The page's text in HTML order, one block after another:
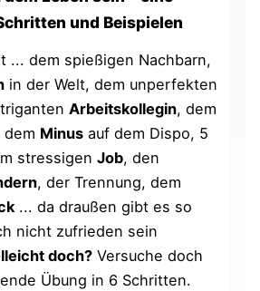
und Beispielen
... dem spießigen Nachbarn,
in der Welt, dem unperfekten
Arbeitskollegin, dem
dem Minus auf dem Dispo, 5
stressigenJob, den
, der Trennung, dem
... da draußen gibt es so
nicht zufrieden sein
doch? Versuche doch
Übung in 6 Schritten.